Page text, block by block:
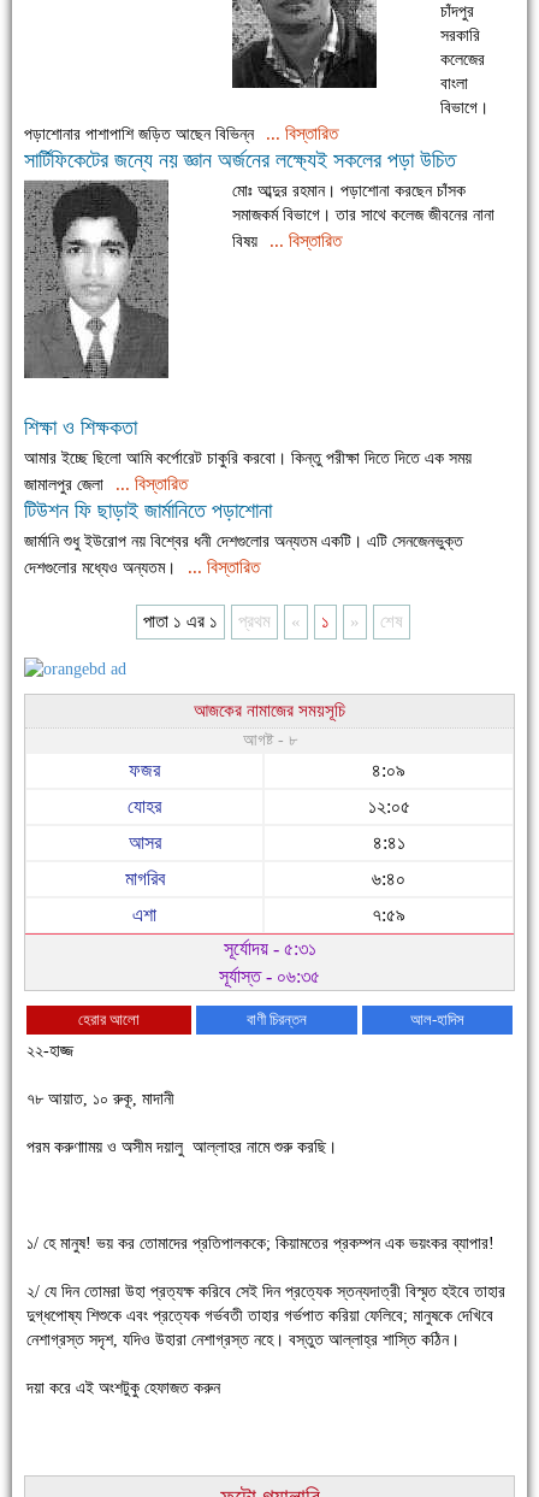
চাঁদপুর
সরকারি
কলেজের
বাংলা
বিভাগে।
পড়াশোনার পাশাপাশি জড়িত আছেন বিভিন্ন
... বিস্তারিত
সার্টিফিকেটের জন্যে নয় জ্ঞান অর্জনের লক্ষ্যেই সকলের পড়া উচিত
মোঃ আব্দুর রহমান। পড়াশোনা করছেন চাঁসক
সমাজকর্ম বিভাগে। তার সাথে কলেজ জীবনের নানা
বিষয়
... বিস্তারিত
শিক্ষা ও শিক্ষকতা
আমার ইচ্ছে ছিলো আমি কর্পোরেট চাকুরি করবো। কিন্তু পরীক্ষা দিতে দিতে এক সময়
জামালপুর জেলা
... বিস্তারিত
টিউশন ফি ছাড়াই জার্মানিতে পড়াশোনা
জার্মানি শুধু ইউরোপ নয় বিশ্বের ধনী দেশগুলোর অন্যতম একটি। এটি সেনজেনভুক্ত
দেশগুলোর মধ্যেও অন্যতম।
... বিস্তারিত
পাতা ১ এর ১ প্রথম « ১ » শেষ
আজকের নামাজের সময়সূচি
আগষ্ট - ৮
ফজর
৪:০৯
যোহর
১২:০৫
আসর
৪:৪১
মাগরিব
৬:৪০
এশা
৭:৫৯
সূর্যোদয় - ৫:৩১
সূর্যাস্ত - ০৬:৩৫
হেরার আলো বাণী চিরন্তন
আল-হাদিস
২২-হাজ্জ
৭৮ আয়াত, ১০ রুকূ, মাদানী
পরম করুণাাময় ও অসীম দয়ালু আল্লাহর নামে শুরু করছি।
১/ হে মানুষ! ভয় কর তোমাদের প্রতিপালককে; কিয়ামতের প্রকম্পন এক ভয়ংকর ব্যাপার!
২/ যে দিন তোমরা উহা প্রত্যক্ষ করিবে সেই দিন প্রত্যেক স্তন্যদাত্রী বিস্মৃত হইবে তাহার
দুগ্ধপোষ্য শিশুকে এবং প্রত্যেক গর্ভবতী তাহার গর্ভপাত করিয়া ফেলিবে; মানুষকে দেখিবে
নেশাগ্রস্ত সদৃশ, যদিও উহারা নেশাগ্রস্ত নহে। বস্তুত আল্লাহ্র শাস্তি কঠিন।
দয়া করে এই অংশটুকু হেফাজত করুন